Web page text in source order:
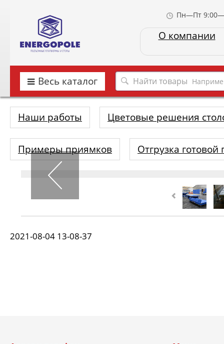
Пн—Пт
О компании
Весь каталог
Наши работы Цветовые решения
Примеры приямков Отгрузка
2021-08-04 13-08-37